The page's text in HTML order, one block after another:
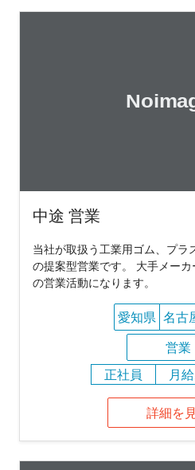
中途 営業
当社が取扱う工業用ゴム、プラ
の提案型営業です。 大手メー
の営業活動になります。
愛知県 名古
営業
正社員
月
詳細を